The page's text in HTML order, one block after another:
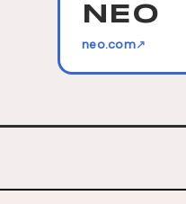
NEO
neo.com↗